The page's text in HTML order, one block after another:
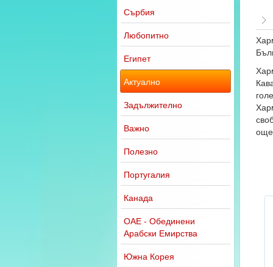
Сърбия
Любопитно
Египет
Актуално
Задължително
Важно
Полезно
Португалия
Канада
ОАЕ - Обединени
Арабски Емирства
Южна Корея
още